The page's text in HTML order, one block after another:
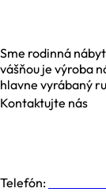
Sme rodinná
vášňou je výroba
hlavne vyrábaný
Kontaktujte nás
Telefón: